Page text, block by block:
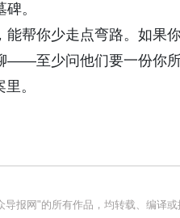
。
能帮你少走点弯路。如果
——至少问他们要一份你
。
导报网"的所有作品，均转载、编译